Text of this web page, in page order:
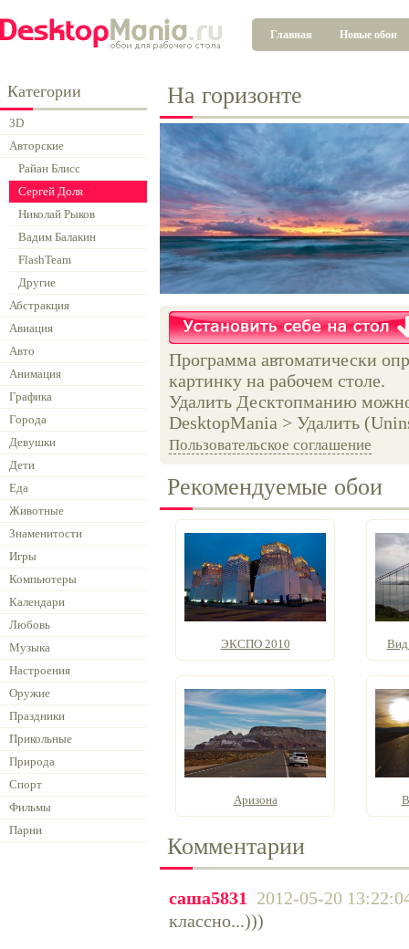
Главная Новые обои
Категории
3D
Авторские
Райан Блисс
Сергей Доля
Николай Рыков
Вадим Балакин
FlashTeam
Другие
Абстракция
Авиация
Авто
Анимация
Графика
Города
Девушки
Дети
Еда
Животные
Знаменитости
Игры
Компьютеры
Календари
Любовь
Музыка
Настроения
Оружие
Праздники
Прикольные
Природа
Спорт
Фильмы
Парни
На горизонте
Программа автоматически
картинку на рабочем столе.
Удалить Десктопманию
DesktopMania > Удалить
Пользовательское соглашение
Рекомендуемые обои
ЭКСПО 2010 Вид
Аризона
Комментарии
саша5831
2012-05-20
классно...)))